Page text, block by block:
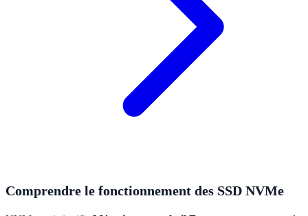
Comprendre le fonctionnement des SSD NVMe